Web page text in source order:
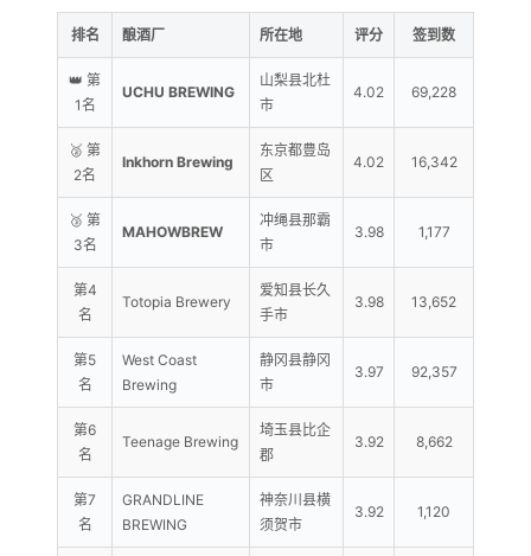
排名 酿酒厂 所在地 评分 签到数
👑 第
1名
UCHU BREWING
山梨县北杜
市
4.02 69,228
🥈 第
2名
Inkhorn Brewing
东京都豊岛
区
4.02 16,342
🥉 第
3名
MAHOWBREW
冲绳县那霸
市
3.98 1,177
第4
名
Totopia Brewery
爱知县长久
手市
3.98 13,652
第5
名
West Coast
Brewing
静冈县静冈
市
3.97 92,357
第6
名
Teenage Brewing
埼玉县比企
郡
3.92 8,662
第7
名
GRANDLINE
BREWING
神奈川县横
须贺市
3.92 1,120